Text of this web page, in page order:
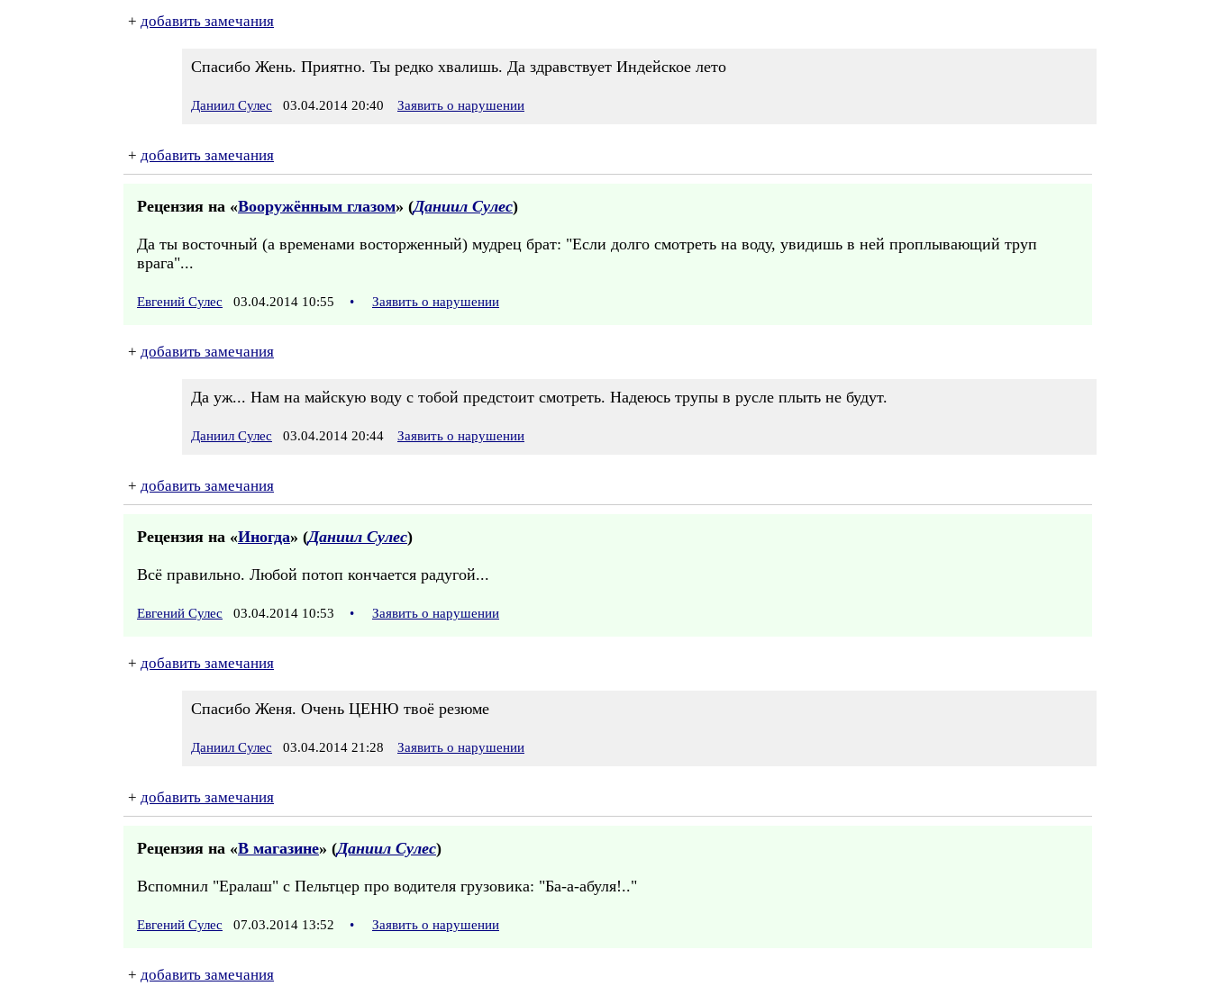
+ добавить замечания
Спасибо Жень. Приятно. Ты редко хвалишь. Да здравствует Индейское лето
Даниил Сулес 03.04.2014 20:40 Заявить о нарушении
+ добавить замечания
Рецензия на «Вооружённым глазом» (Даниил Сулес)
Да ты восточный (а временами восторженный) мудрец брат: "Если долго смотреть на воду, увидишь в ней проплывающий труп
врага"...
Евгений Сулес 03.04.2014 10:55 • Заявить о нарушении
+ добавить замечания
Да уж... Нам на майскую воду с тобой предстоит смотреть. Надеюсь трупы в русле плыть не будут.
Даниил Сулес 03.04.2014 20:44 Заявить о нарушении
+ добавить замечания
Рецензия на «Иногда» (Даниил Сулес)
Всё правильно. Любой потоп кончается радугой...
Евгений Сулес 03.04.2014 10:53 • Заявить о нарушении
+ добавить замечания
Спасибо Женя. Очень ЦЕНЮ твоё резюме
Даниил Сулес 03.04.2014 21:28 Заявить о нарушении
+ добавить замечания
Рецензия на «В магазине» (Даниил Сулес)
Вспомнил "Ералаш" с Пельтцер про водителя грузовика: "Ба-а-абуля!.."
Евгений Сулес 07.03.2014 13:52 • Заявить о нарушении
+ добавить замечания